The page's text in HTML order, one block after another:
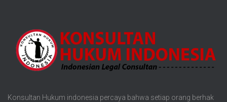
Konsultan Hukum indonesia percaya bahwa setiap orang berhak